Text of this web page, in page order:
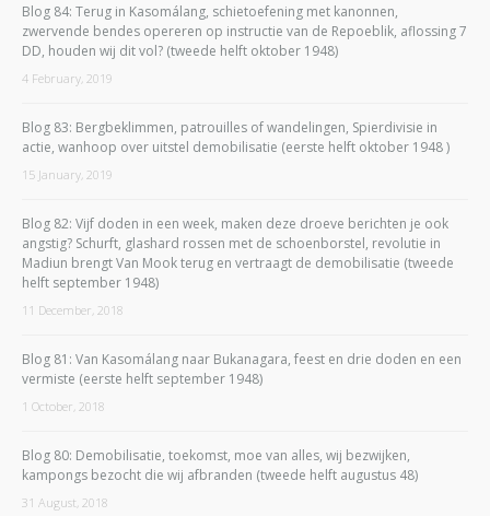
Blog 84: Terug in Kasomálang, schietoefening met kanonnen,
zwervende bendes opereren op instructie van de Repoeblik, aflossing 7
DD, houden wij dit vol? (tweede helft oktober 1948)
4 February, 2019
Blog 83: Bergbeklimmen, patrouilles of wandelingen, Spierdivisie in
actie, wanhoop over uitstel demobilisatie (eerste helft oktober 1948 )
15 January, 2019
Blog 82: Vijf doden in een week, maken deze droeve berichten je ook
angstig? Schurft, glashard rossen met de schoenborstel, revolutie in
Madiun brengt Van Mook terug en vertraagt de demobilisatie (tweede
helft september 1948)
11 December, 2018
Blog 81: Van Kasomálang naar Bukanagara, feest en drie doden en een
vermiste (eerste helft september 1948)
1 October, 2018
Blog 80: Demobilisatie, toekomst, moe van alles, wij bezwijken,
kampongs bezocht die wij afbranden (tweede helft augustus 48)
31 August, 2018